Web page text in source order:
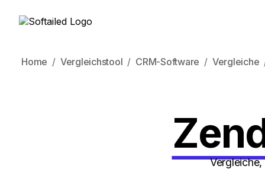
Home Vergleichstool CRM-Software Vergleiche